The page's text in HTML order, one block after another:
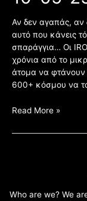
Αν δεν αγαπάς, αν
αυτό που κάνεις
σπαράγγια… Οι
χρόνια από το
άτομα να φτάνουν
600+ κόσμου να
Read More »
Who are we? We